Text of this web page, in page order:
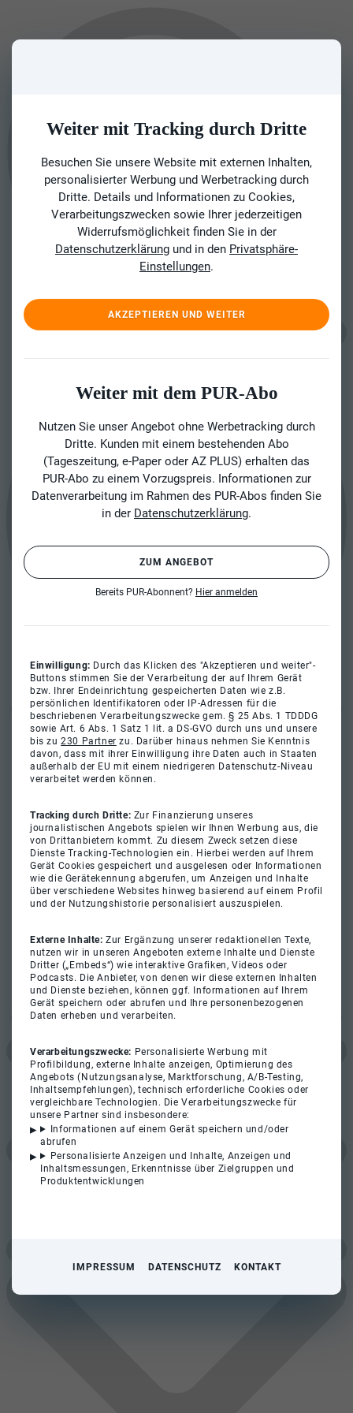
Weiter mit Tracking durch Dritte
Besuchen Sie unsere Website mit externen Inhalten,
personalisierter Werbung und Werbetracking durch
Dritte. Details und Informationen zu Cookies,
Verarbeitungszwecken sowie Ihrer jederzeitigen
Widerrufsmöglichkeit finden Sie in der
Datenschutzerklärung und in den Privatsphäre-
Einstellungen.
AKZEPTIEREN UND WEITER
Weiter mit dem PUR-Abo
Nutzen Sie unser Angebot ohne Werbetracking durch
Dritte. Kunden mit einem bestehenden Abo
(Tageszeitung, e-Paper oder AZ PLUS) erhalten das
PUR-Abo zu einem Vorzugspreis. Informationen zur
Datenverarbeitung im Rahmen des PUR-Abos finden Sie
in der Datenschutzerklärung.
ZUM ANGEBOT
Bereits PUR-Abonnent? Hier anmelden
Einwilligung: Durch das Klicken des "Akzeptieren und weiter"-
Buttons stimmen Sie der Verarbeitung der auf Ihrem Gerät
bzw. Ihrer Endeinrichtung gespeicherten Daten wie z.B.
persönlichen Identifikatoren oder IP-Adressen für die
beschriebenen Verarbeitungszwecke gem. § 25 Abs. 1 TDDDG
sowie Art. 6 Abs. 1 Satz 1 lit. a DS-GVO durch uns und unsere
bis zu230 Partner zu. Darüber hinaus nehmen Sie Kenntnis
davon, dass mit ihrer Einwilligung ihre Daten auch in Staaten
außerhalb der EU mit einem niedrigeren Datenschutz-Niveau
verarbeitet werden können.
Tracking durch Dritte: Zur Finanzierung unseres
journalistischen Angebots spielen wir Ihnen Werbung aus, die
von Drittanbietern kommt. Zu diesem Zweck setzen diese
Dienste Tracking-Technologien ein. Hierbei werden auf Ihrem
Gerät Cookies gespeichert und ausgelesen oder Informationen
wie die Gerätekennung abgerufen, um Anzeigen und Inhalte
über verschiedene Websites hinweg basierend auf einem Profil
und der Nutzungshistorie personalisiert auszuspielen.
Externe Inhalte:Zur Ergänzung unserer redaktionellen Texte,
nutzen wir in unseren Angeboten externe Inhalte und Dienste
Dritter („Embeds“) wie interaktive Grafiken, Videos oder
Podcasts. Die Anbieter, von denen wir diese externen Inhalten
und Dienste beziehen, können ggf. Informationen auf Ihrem
Gerät speichern oder abrufen und Ihre personenbezogenen
Daten erheben und verarbeiten.
Verarbeitungszwecke: Personalisierte Werbung mit
Profilbildung, externe Inhalte anzeigen, Optimierung des
Angebots (Nutzungsanalyse, Marktforschung, A/B-Testing,
Inhaltsempfehlungen), technisch erforderliche Cookies oder
vergleichbare Technologien. Die Verarbeitungszwecke für
unsere Partner sind insbesondere:
Informationen auf einem Gerät speichern und/oder
abrufen
Personalisierte Anzeigen und Inhalte, Anzeigen und
Inhaltsmessungen, Erkenntnisse über Zielgruppen und
Produktentwicklungen
IMPRESSUM DATENSCHUTZ KONTAKT